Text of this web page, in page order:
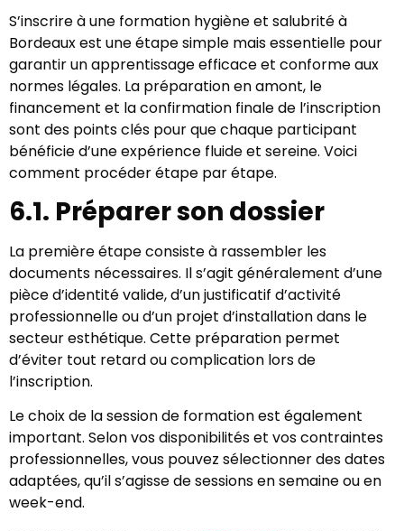
S’inscrire à une formation hygiène et salubrité à
Bordeaux est une étape simple mais essentielle pour
garantir un apprentissage efficace et conforme aux
normes légales. La préparation en amont, le
financement et la confirmation finale de l’inscription
sont des points clés pour que chaque participant
bénéficie d’une expérience fluide et sereine. Voici
comment procéder étape par étape.
6.1. Préparer son dossier
La première étape consiste à rassembler les
documents nécessaires. Il s’agit généralement d’une
pièce d’identité valide, d’un justificatif d’activité
professionnelle ou d’un projet d’installation dans le
secteur esthétique. Cette préparation permet
d’éviter tout retard ou complication lors de
l’inscription.
Le choix de la session de formation est également
important. Selon vos disponibilités et vos contraintes
professionnelles, vous pouvez sélectionner des dates
adaptées, qu’il s’agisse de sessions en semaine ou en
week-end.